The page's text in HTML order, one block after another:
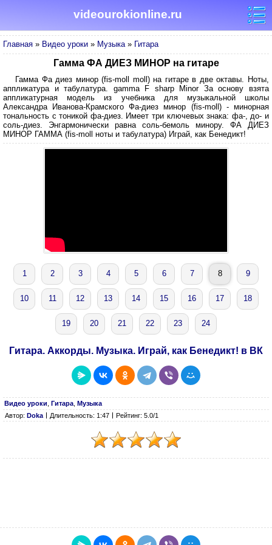
videourokionline.ru
Главная » Видео уроки » Музыка» Гитара
Гамма ФА ДИЕЗ МИНОР на гитаре
Гамма Фа диез минор (fis-moll moll) на гитаре в две октавы. Ноты,
аппликатура и табулатура. gamma F sharp Minor За основу взята
аппликатурная модель из учебника для музыкальной школы
Александра Иванова-Крамского Фа-диез минор (fis-moll) - минорная
тональность с тоникой фа-диез. Имеет три ключевых знака: фа-, до- и
соль-диез. Энгармонически равна соль-бемоль минору. ФА ДИЕЗ
МИНОР ГАММА (fis-moll ноты и табулатура) Играй, как Бенедикт!
1 2 3 4 5 6 7 8 9
10 11 12 13 14 15 16 17 18
19 20 21 22 23 24
Гитара. Аккорды. Музыка. Играй, как Бенедикт! в ВК
Видео уроки Гитара Музыка
Автор: Doka Длительность: 1:47 Рейтинг: 5.0/1